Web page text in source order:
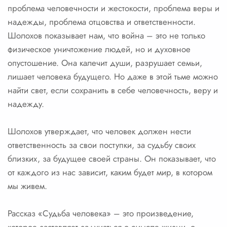
проблема человечности и жестокости, проблема веры и
надежды, проблема отцовства и ответственности.
Шолохов показывает нам, что война – это не только
физическое уничтожение людей, но и духовное
опустошение. Она калечит души, разрушает семьи,
лишает человека будущего. Но даже в этой тьме можно
найти свет, если сохранить в себе человечность, веру и
надежду.
Шолохов утверждает, что человек должен нести
ответственность за свои поступки, за судьбу своих
близких, за будущее своей страны. Он показывает, что
от каждого из нас зависит, каким будет мир, в котором
мы живем.
Рассказ «Судьба человека» – это произведение,